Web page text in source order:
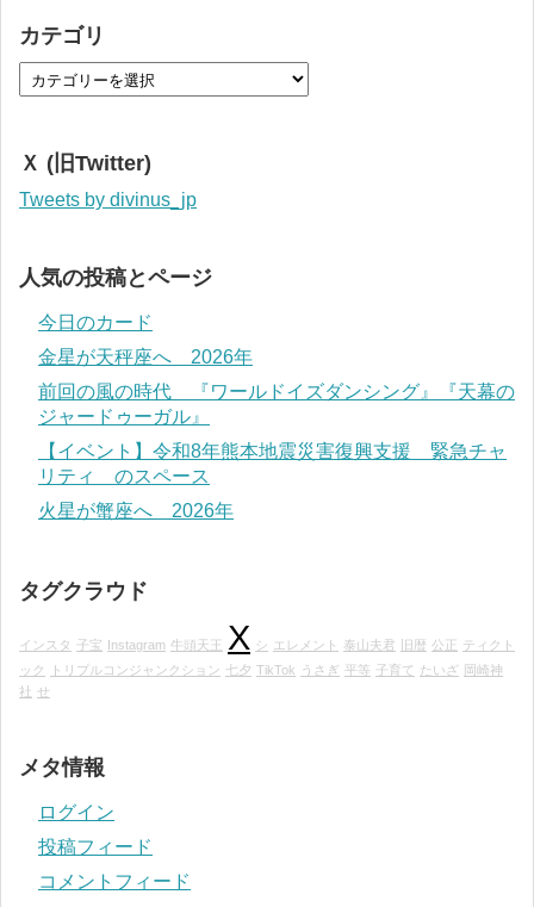
カテゴリ
Ｘ (旧Twitter)
Tweets by divinus_jp
人気の投稿とページ
今日のカード
金星が天秤座へ 2026年
前回の風の時代 『ワールドイズダンシング』『天幕の
ジャードゥーガル』
【イベント】令和8年熊本地震災害復興支援 緊急チャ
リティ のスペース
火星が蟹座へ 2026年
タグクラウド
インスタ 子宝 Instagram 牛頭天王 X シ エレメント 泰山夫君 旧暦 公正 ティクト
ック
トリプルコンジャンクション 七夕 TikTok うさぎ 平等 子育て たいざ
岡崎神
社
せ
メタ情報
ログイン
投稿フィード
コメントフィード